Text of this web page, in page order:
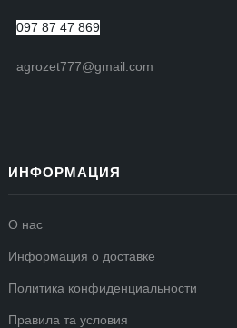
097 87 47 869
agrozet777@gmail.com
ИНФОРМАЦИЯ
О нас
Информация о доставке
Политика конфиденциальности
Правила та условия